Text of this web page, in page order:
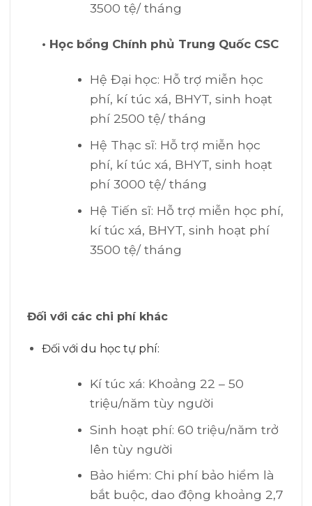
3500 tệ/ tháng
• Học bổng Chính phủ Trung Quốc CSC
Hệ Đại học: Hỗ trợ miễn học
phí, kí túc xá, BHYT, sinh hoạt
phí 2500 tệ/ tháng
Hệ Thạc sĩ: Hỗ trợ miễn học
phí, kí túc xá, BHYT, sinh hoạt
phí 3000 tệ/ tháng
Hệ Tiến sĩ: Hỗ trợ miễn học phí,
kí túc xá, BHYT, sinh hoạt phí
3500 tệ/ tháng
Đối với các chi phí khác
Đối với du học tự phí:
Kí túc xá: Khoảng 22 – 50
triệu/năm tùy người
Sinh hoạt phí: 60 triệu/năm trở
lên tùy người
Bảo hiểm: Chi phí bảo hiểm là
bắt buộc, dao động khoảng 2,7